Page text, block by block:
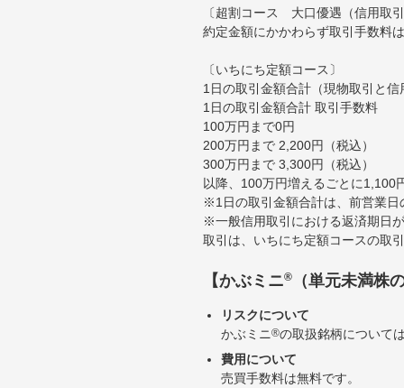
〔超割コース 大口優遇（信用取
約定金額にかかわらず取引手数料
〔いちにち定額コース〕
1日の取引金額合計（現物取引と
1日の取引金額合計 取引手数料
100万円まで0円
200万円まで 2,200円（税込）
300万円まで 3,300円（税込）
以降、100万円増えるごとに1,100
※1日の取引金額合計は、前営業日
※一般信用取引における返済期日
取引は、いちにち定額コースの取
【かぶミニ® （単元未満株
リスクについて
かぶミニ®の取扱銘柄について
費用について
売買手数料は無料です。